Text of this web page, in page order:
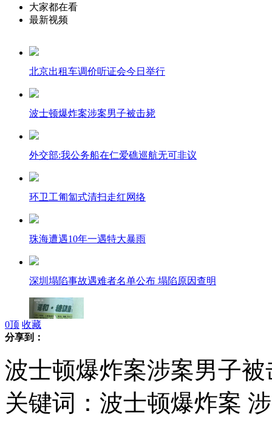
大家都在看
最新视频
北京出租车调价听证会今日举行
波士顿爆炸案涉案男子被击毙
外交部:我公务船在仁爱礁巡航无可非议
环卫工匍匐式清扫走红网络
珠海遭遇10年一遇特大暴雨
深圳塌陷事故遇难者名单公布 塌陷原因查明
糖尿病患者误信假药广告 服用后打老伴
假冒油漆充斥北京家装市场 "什么大牌都有"
0顶 收藏
分享到：
波士顿爆炸案涉案男子被
关键词：波士顿爆炸案